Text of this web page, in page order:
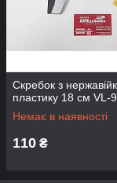
Скребок з
пластику 18 см VL-
Немає в наявності
110 ₴